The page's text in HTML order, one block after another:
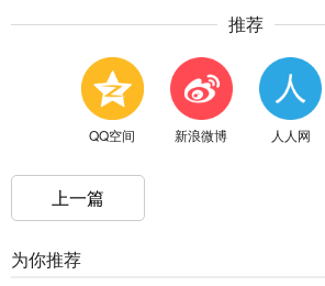
推荐
QQ空间 新浪微博 人人网
上一篇
为你推荐